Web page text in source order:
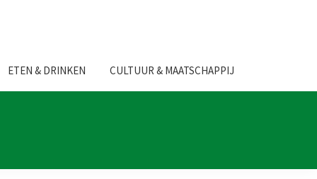
ETEN & DRINKEN CULTUUR & MAATSCHAPPIJ